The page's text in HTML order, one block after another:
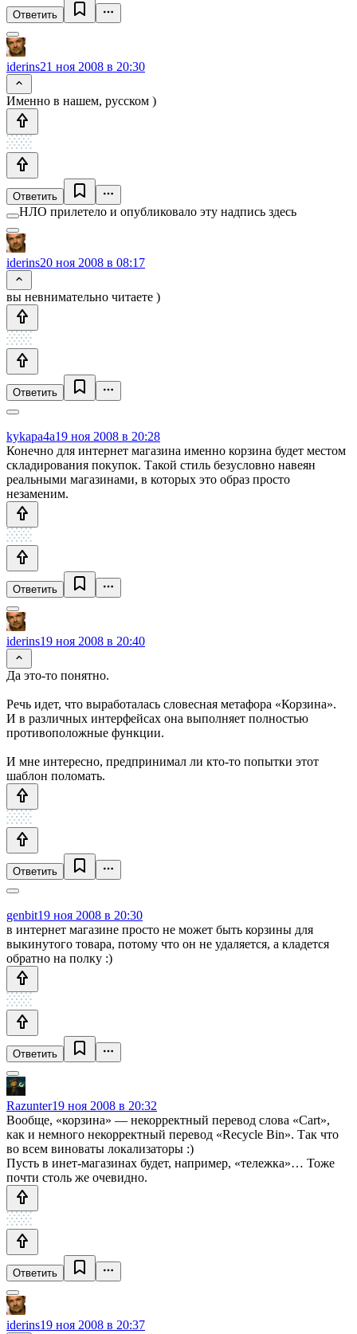
Ответить
iderins21 ноя 2008 в 20:30
Именно в нашем, русском )
Ответить
НЛО прилетело и опубликовало эту надпись здесь
iderins20 ноя 2008 в 08:17
вы невнимательно читаете )
Ответить
kykapa4a19 ноя 2008 в 20:28
Конечно для интернет магазина именно корзина будет местом
складирования покупок. Такой стиль безусловно навеян
реальными магазинами, в которых это образ просто
незаменим.
Ответить
iderins19 ноя 2008 в 20:40
Да это-то понятно.
Речь идет, что выработалась словесная метафора «Корзина».
И в различных интерфейсах она выполняет полностью
противоположные функции.
И мне интересно, предпринимал ли кто-то попытки этот
шаблон поломать.
Ответить
genbit19 ноя 2008 в 20:30
в интернет магазине просто не может быть корзины для
выкинутого товара, потому что он не удаляется, а кладется
обратно на полку :)
Ответить
Razunter19 ноя 2008 в 20:32
Вообще, «корзина» — некорректный перевод слова «Cart»,
как и немного некорректный перевод «Recycle Bin». Так что
во всем виноваты локализаторы :)
Пусть в инет-магазинах будет, например, «тележка»… Тоже
почти столь же очевидно.
Ответить
iderins19 ноя 2008 в 20:37